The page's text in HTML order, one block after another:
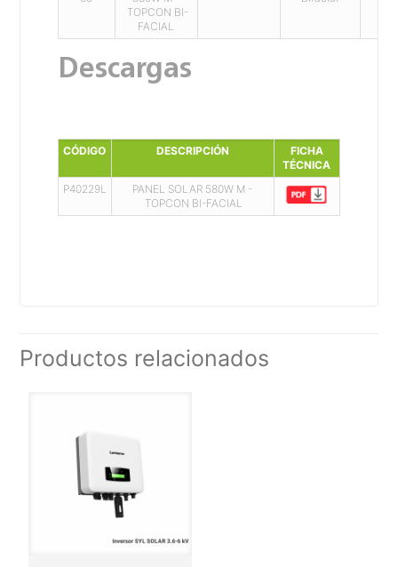
TOPCON BI-
FACIAL
Descargas
CÓDIGO DESCRIPCIÓN
FICHA
TÉCNICA
P40229L
PANEL SOLAR 580W M -
TOPCON BI-FACIAL
Productos relacionados